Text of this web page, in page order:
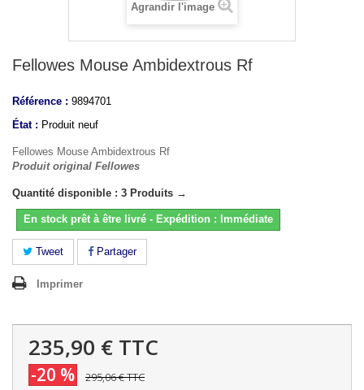
Agrandir l'image
Fellowes Mouse Ambidextrous Rf
Référence : 9894701
État : Produit neuf
Fellowes Mouse Ambidextrous Rf
Produit original Fellowes
Quantité disponible : 3 Produits →
En stock prêt à être livré - Expédition : Immédiate
Tweet Partager
Imprimer
235,90 € TTC
-20 % 295,06 €TTC